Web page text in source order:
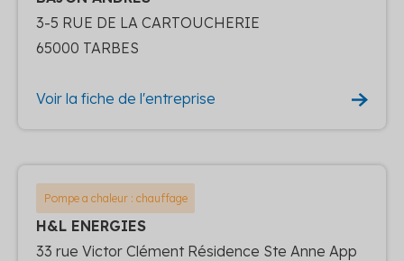
3-5 RUE DE LA CARTOUCHERIE
65000 TARBES
Voir la fiche de l'entreprise
Pompe a chaleur : chauffage
H&L ENERGIES
33 rue Victor Clément Résidence Ste Anne App